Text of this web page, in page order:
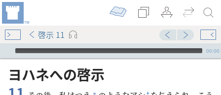
啓示 11
Audio Player
00:00
ヨハネ​へ​の​啓示